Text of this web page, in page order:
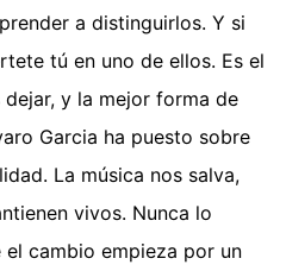
a distinguirlos. Y si
tú en uno de ellos. Es el
y la mejor forma de
Garcia ha puesto sobre
La música nos salva,
vivos. Nunca lo
cambio empieza por un